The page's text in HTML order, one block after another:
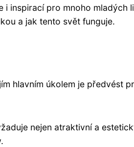
i inspirací pro mnoho mladých
a jak tento svět funguje.
hlavním úkolem je předvést
nejen atraktivní a